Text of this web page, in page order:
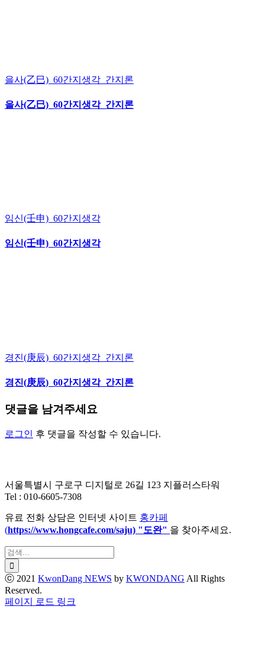
을사(乙巳)_60간지생각_간지론
을사(乙巳)_60간지생각_간지론
임신(壬申)_60간지생각
임신(壬申)_60간지생각
경진(庚辰)_60간지생각_간지론
경진(庚辰)_60간지생각_간지론
댓글을 남겨주세요
로그인 후 댓글을 작성할 수 있습니다.
서울특별시 구로구 디지털로 26길 123 지플러스타워
Tel : 010-6605-7308
유료 전화 상담은 인터넷 사이트 홍카페
(https://www.hongcafe.com/saju) "도완" 을 찾아주세요.
검
색:
ⓒ 2021 KwonDang NEWS by KWONDANG All Rights
Reserved.
X
페이지 로드 링크